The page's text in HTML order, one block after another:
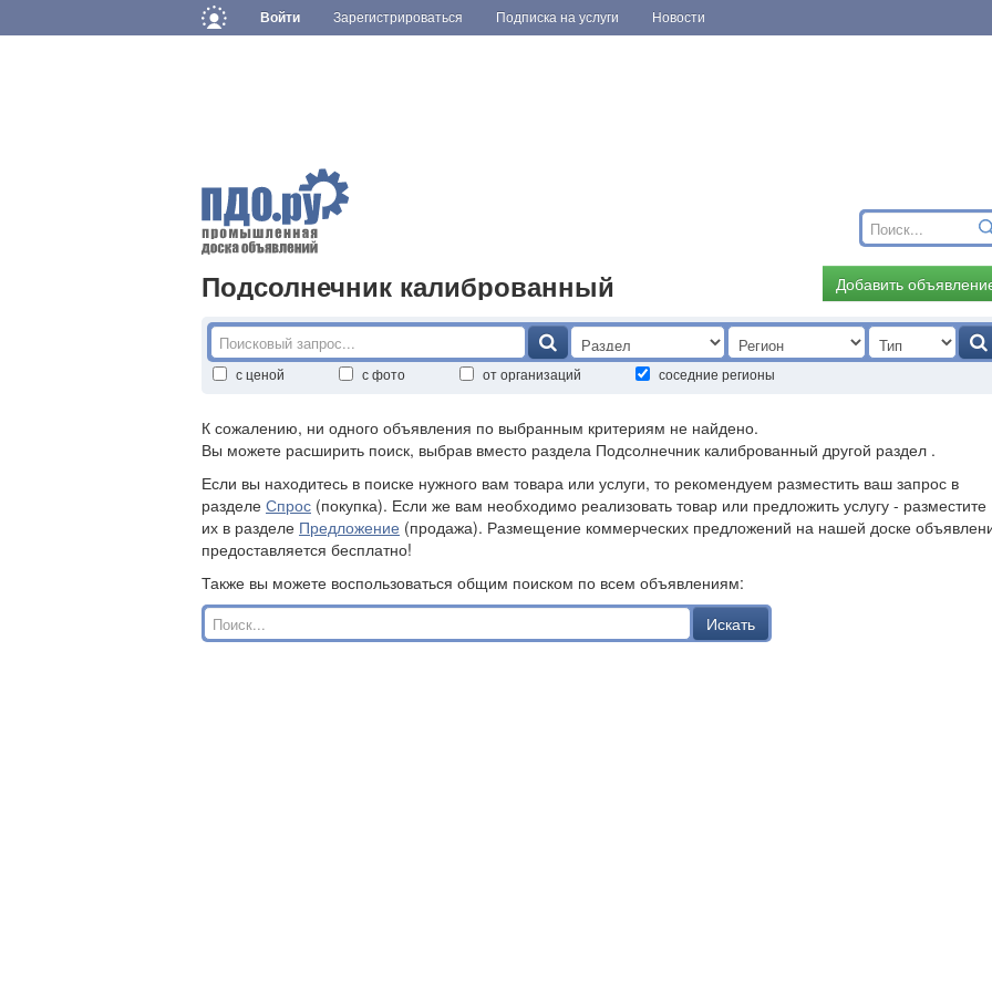
Войти Зарегистрироваться Подписка на услуги Новости
Подсолнечник калиброванный Добавить
с ценой с фото от организаций соседние регионы
К сожалению, ни одного объявления по выбранным критериям не найдено.
Вы можете расширить поиск, выбрав вместо раздела Подсолнечник калиброванный другой раздел .
Если вы находитесь в поиске нужного вам товара или услуги, то рекомендуем разместить ваш запрос в
разделе Спрос (покупка). Если же вам необходимо реализовать товар или предложить услугу - разместите
их в разделе Предложение (продажа). Размещение коммерческих предложений на нашей доске
предоставляется бесплатно!
Также вы можете воспользоваться общим поиском по всем объявлениям:
Искать